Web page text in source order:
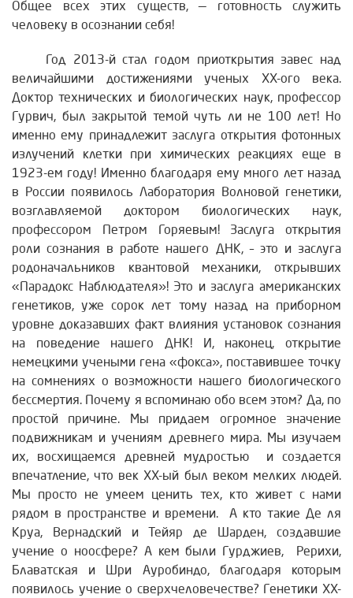
Общее всех этих существ, — готовность служить
человеку в осознании себя!
Год 2013-й стал годом приоткрытия завес над
величайшими достижениями ученых ХХ-ого века.
Доктор технических и биологических наук, профессор
Гурвич, был закрытой темой чуть ли не 100 лет! Но
именно ему принадлежит заслуга открытия фотонных
излучений клетки при химических реакциях еще в
1923-ем году! Именно благодаря ему много лет назад
в России появилось Лаборатория Волновой генетики,
возглавляемой доктором биологических наук,
профессором Петром Горяевым! Заслуга открытия
роли сознания в работе нашего ДНК, – это и заслуга
родоначальников квантовой механики, открывших
«Парадокс Наблюдателя»! Это и заслуга американских
генетиков, уже сорок лет тому назад на приборном
уровне доказавших факт влияния установок сознания
на поведение нашего ДНК! И, наконец, открытие
немецкими учеными гена «фокса», поставившее точку
на сомнениях о возможности нашего биологического
бессмертия. Почему я вспоминаю обо всем этом? Да, по
простой причине. Мы придаем огромное значение
подвижникам и учениям древнего мира. Мы изучаем
их, восхищаемся древней мудростью и создается
впечатление, что век ХХ-ый был веком мелких людей.
Мы просто не умеем ценить тех, кто живет с нами
рядом в пространстве и времени. А кто такие Де ля
Круа, Вернадский и Тейяр де Шарден, создавшие
учение о ноосфере? А кем были Гурджиев, Рерихи,
Блаватская и Шри Ауробиндо, благодаря которым
появилось учение о сверхчеловечестве? Генетики ХХ-